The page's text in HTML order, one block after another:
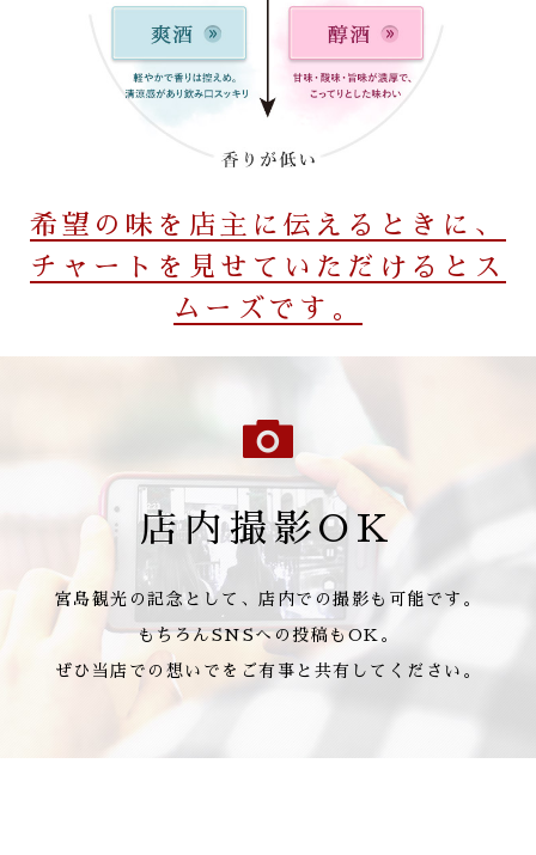
希望の味を店主に伝えるときに、
チャートを見せていただけるとス
ムーズです。
店内撮影OK
宮島観光の記念として、店内での撮影も可能です。
もちろんSNSへの投稿もOK。
ぜひ当店での想いでをご有事と共有してください。